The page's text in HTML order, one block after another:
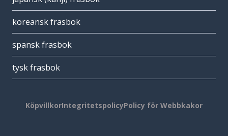
koreansk frasbok
spansk frasbok
tysk frasbok
KöpvillkorIntegritetspolicyPolicy för Webbkakor